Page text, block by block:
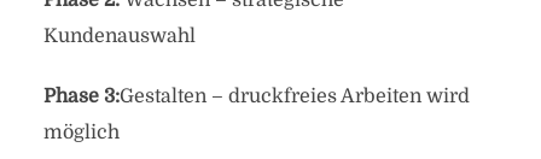
Kundenauswahl
Phase 3:Gestalten – druckfreies Arbeiten wird
möglich